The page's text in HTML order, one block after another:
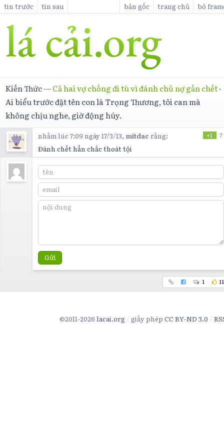
tin trước tin sau bản gốc trang chủ bỏ
Kiến Thức—Cả hai vợ chồng đi tù vì đánh chủ nợ gần chết·
Ai biểu trước đặt tên con là Trọng Thương, tôi can mà
không chịu nghe, giờ động húy.
nhằm lúc 7:09 ngày 17/3/13, mitdac rằng: +1 7
Đánh chết hẳn chắc thoát tội
Gửi
1
©2011-2026 lacai.org giấy phép CC BY-ND 3.0